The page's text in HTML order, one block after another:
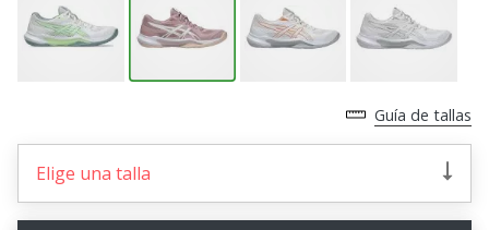
regalo
perfecto!
2 min. de lectura
¡Conviértete
Guía de tallas
Elige una talla